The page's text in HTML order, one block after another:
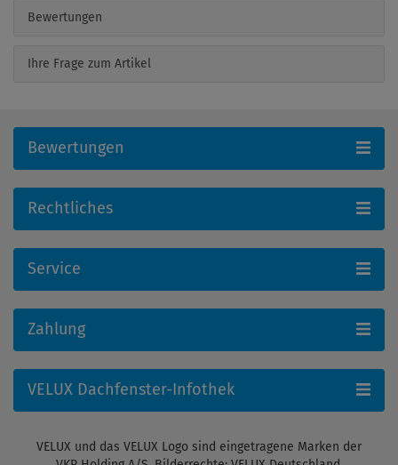
Bewertungen
Ihre Frage zum Artikel
Bewertungen
Rechtliches
Service
Zahlung
VELUX Dachfenster-Infothek
VELUX und das VELUX Logo sind eingetragene Marken der